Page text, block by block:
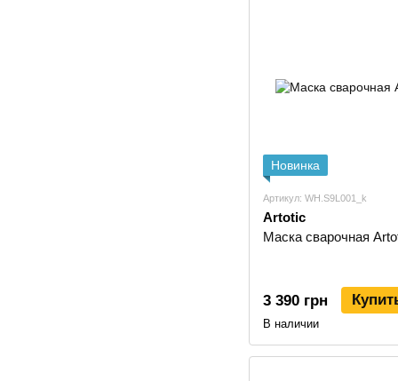
Новинка
Артикул: WH.S9L001_k
Artotic
Маска сварочная
3 390 грн
В наличии